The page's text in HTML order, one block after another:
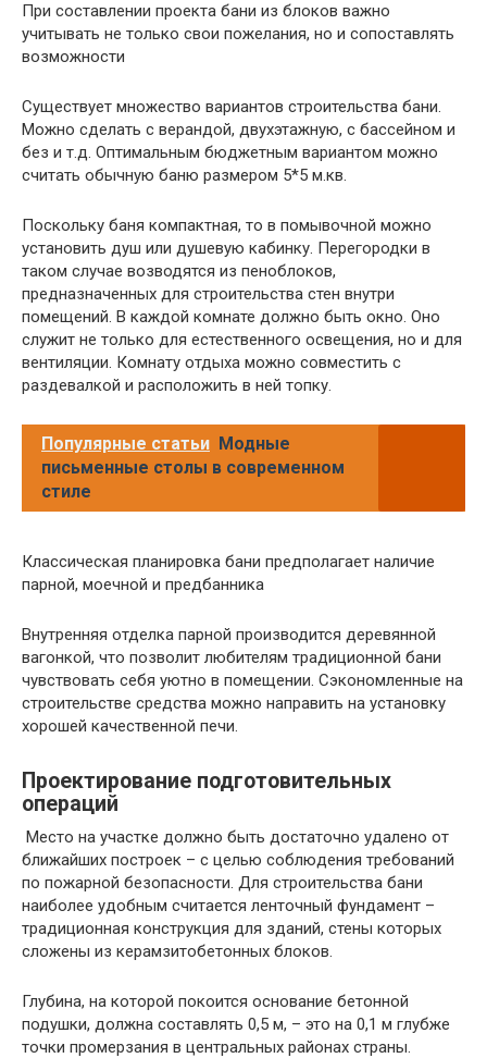
При составлении проекта бани из блоков важно
учитывать не только свои пожелания, но и сопоставлять
возможности
Существует множество вариантов строительства бани.
Можно сделать с верандой, двухэтажную, с бассейном и
без и т.д. Оптимальным бюджетным вариантом можно
считать обычную баню размером 5*5 м.кв.
Поскольку баня компактная, то в помывочной можно
установить душ или душевую кабинку. Перегородки в
таком случае возводятся из пеноблоков,
предназначенных для строительства стен внутри
помещений. В каждой комнате должно быть окно. Оно
служит не только для естественного освещения, но и для
вентиляции. Комнату отдыха можно совместить с
раздевалкой и расположить в ней топку.
Популярные статьи Модные
письменные столы в современном
стиле
Классическая планировка бани предполагает наличие
парной, моечной и предбанника
Внутренняя отделка парной производится деревянной
вагонкой, что позволит любителям традиционной бани
чувствовать себя уютно в помещении. Сэкономленные на
строительстве средства можно направить на установку
хорошей качественной печи.
Проектирование подготовительных
операций
Место на участке должно быть достаточно удалено от
ближайших построек – с целью соблюдения требований
по пожарной безопасности. Для строительства бани
наиболее удобным считается ленточный фундамент –
традиционная конструкция для зданий, стены которых
сложены из керамзитобетонных блоков.
Глубина, на которой покоится основание бетонной
подушки, должна составлять 0,5 м, – это на 0,1 м глубже
точки промерзания в центральных районах страны.